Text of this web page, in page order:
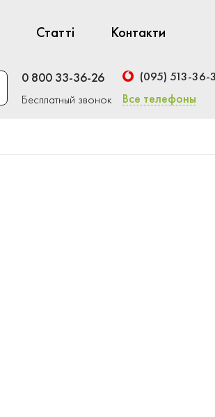
Статті Контакти
0 800 33-36-26
Бесплатный звонок
(095) 513-36-
Все телефоны